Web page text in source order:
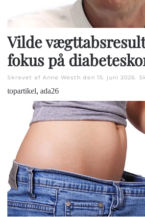
Vilde
fokus på
Skrevet af Anne Westh den 15. juni 2026.
topartikel, ada26